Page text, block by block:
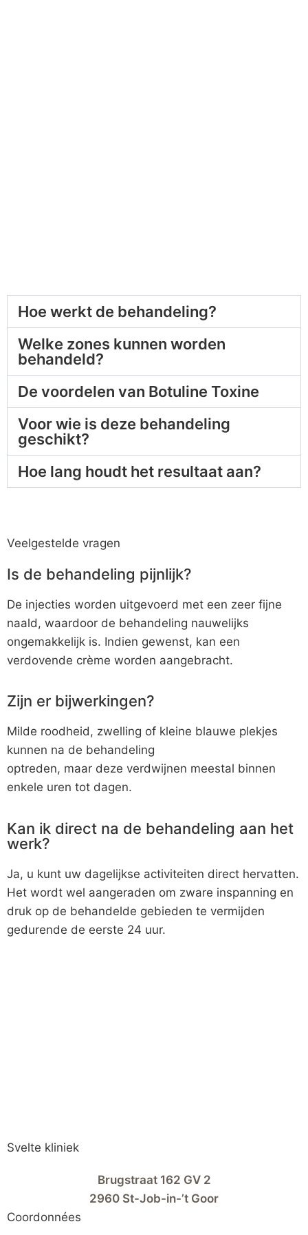
Hoe werkt de behandeling?
Welke zones kunnen worden
behandeld?
De voordelen van Botuline Toxine
Voor wie is deze behandeling
geschikt?
Hoe lang houdt het resultaat aan?
Veelgestelde vragen
Is de behandeling pijnlijk?
De injecties worden uitgevoerd met een zeer fijne
naald, waardoor de behandeling nauwelijks
ongemakkelijk is. Indien gewenst, kan een
verdovende crème worden aangebracht.
Zijn er bijwerkingen?
Milde roodheid, zwelling of kleine blauwe plekjes
kunnen na de behandeling
optreden, maar deze verdwijnen meestal binnen
enkele uren tot dagen.
Kan ik direct na de behandeling aan het
werk?
Ja, u kunt uw dagelijkse activiteiten direct hervatten.
Het wordt wel aangeraden om zware inspanning en
druk op de behandelde gebieden te vermijden
gedurende de eerste 24 uur.
Svelte kliniek
Brugstraat 162 GV 2
2960 St-Job-in-’t Goor
Coordonnées